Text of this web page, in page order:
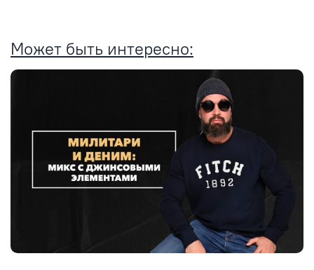
Может быть интересно: